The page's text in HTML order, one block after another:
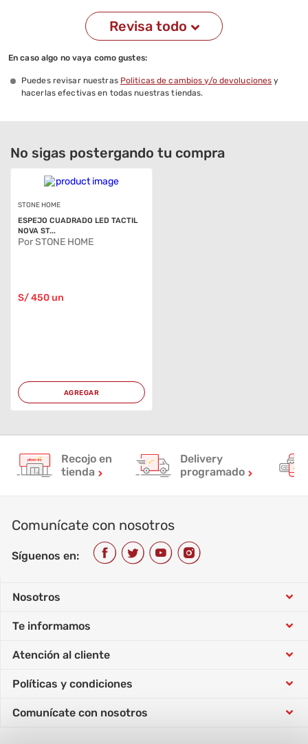
Revisa todo
En caso algo no vaya como gustes:
Puedes revisar nuestras Politicas de cambios y/o devoluciones y
hacerlas efectivas en todas nuestras tiendas.
No sigas postergando tu compra
STONE HOME
ESPEJO CUADRADO LED TACTIL
NOVA ST...
Por STONE HOME
S/450un
AGREGAR
Recojo en
tienda
Delivery
programado
Comunícate con nosotros
Síguenos en:
Nosotros
Conócenos
Trabaja con nosotros
Te informamos
Tarjeta Sip
Concursos
Atención al cliente
Tutorial de compra
Horarios atención telefónica
Políticas y condiciones
Política de datos personales
Comunícate con nosotros